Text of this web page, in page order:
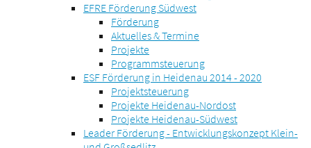
EFRE Förderung Südwest
Förderung
Aktuelles & Termine
Projekte
Programmsteuerung
ESF Förderung in Heidenau 2014 - 2020
Projektsteuerung
Projekte Heidenau-Nordost
Projekte Heidenau-Südwest
Leader Förderung - Entwicklungskonzept Klein-